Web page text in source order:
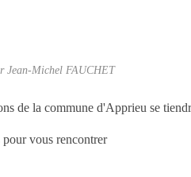
Jean-Michel FAUCHET
de la commune d'Apprieu se
pour vous rencontrer